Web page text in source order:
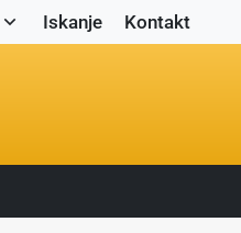
Iskanje Kontakt